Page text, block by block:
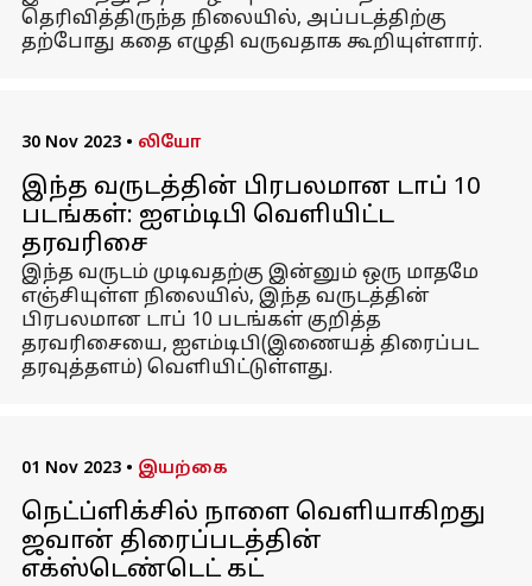
தெரிவித்திருந்த நிலையில், அப்படத்திற்கு
தற்போது கதை எழுதி வருவதாக கூறியுள்ளார்.
30 Nov 2023 • லியோ
இந்த வருடத்தின் பிரபலமான டாப் 10
படங்கள்: ஐஎம்டிபி வெளியிட்ட
தரவரிசை
இந்த வருடம் முடிவதற்கு இன்னும் ஒரு மாதமே
எஞ்சியுள்ள நிலையில், இந்த வருடத்தின்
பிரபலமான டாப் 10 படங்கள் குறித்த
தரவரிசையை, ஐஎம்டிபி(இணையத் திரைப்பட
தரவுத்தளம்) வெளியிட்டுள்ளது.
01 Nov 2023 • இயற்கை
நெட்ப்ளிக்சில் நாளை வெளியாகிறது
ஜவான் திரைப்படத்தின்
எக்ஸ்டெண்டெட் கட்